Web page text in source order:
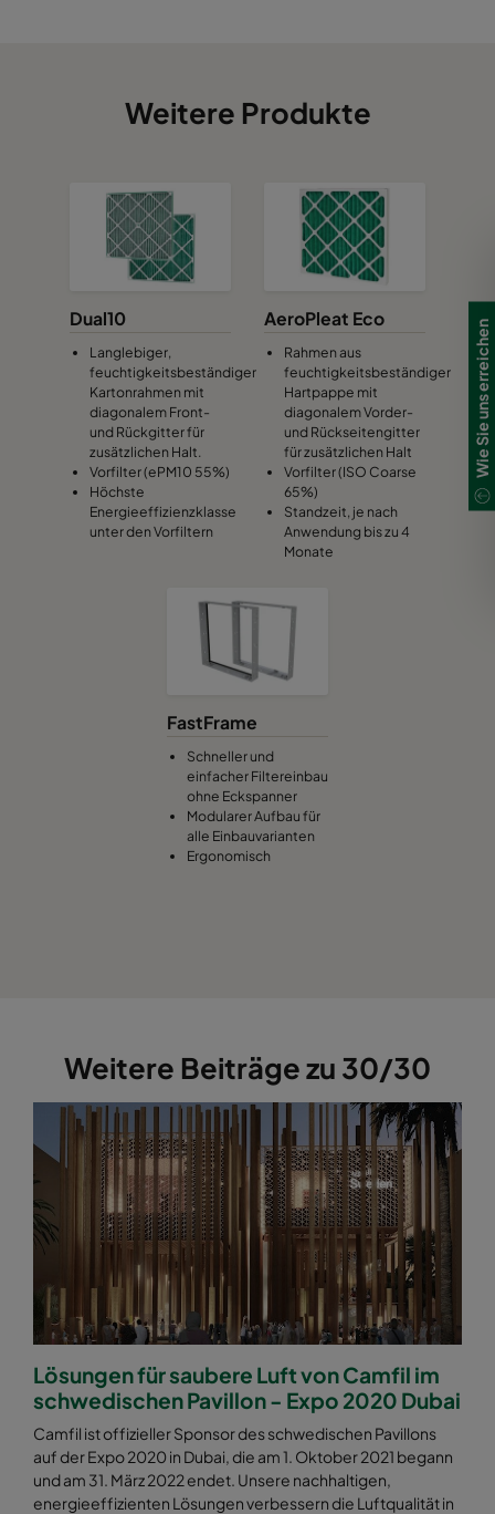
Weitere Produkte
Dual10
Langlebiger,
feuchtigkeitsbeständiger
Kartonrahmen mit
diagonalem Front-
und Rückgitter für
zusätzlichen Halt.
Vorfilter (ePM10 55%)
Höchste
Energieeffizienzklasse
unter den Vorfiltern
AeroPleat Eco
Rahmen aus
feuchtigkeitsbeständiger
Hartpappe mit
diagonalem Vorder-
und Rückseitengitter
für zusätzlichen Halt
Vorfilter (ISO Coarse
65%)
Standzeit, je nach
Anwendung bis zu 4
Monate
FastFrame
Schneller und
einfacher Filtereinbau
ohne Eckspanner
Modularer Aufbau für
alle Einbauvarianten
Ergonomisch
Weitere Beiträge zu 30/30
Lösungen für saubere Luft von Camfil im
schwedischen Pavillon - Expo 2020 Dubai
Camfil ist offizieller Sponsor des schwedischen Pavillons
auf der Expo 2020 in Dubai, die am 1. Oktober 2021 begann
und am 31. März 2022 endet. Unsere nachhaltigen,
energieeffizienten Lösungen verbessern die Luftqualität in
Wie Sie uns erreichen